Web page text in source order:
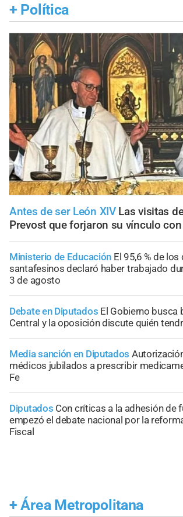
+ Política
Antes de ser León XIV Las visitas
Prevost que forjaron su vínculo
Ministerio de Educación El 95,6 % de
santafesinos declaró haber trabajado
3 de agosto
Debate en Diputados El Gobierno busca
Central y la oposición discute quién
Media sanción en Diputados
médicos jubilados a prescribir
Fe
Diputados Con críticas a la adhesión de
empezó el debate nacional por la
Fiscal
+ Área Metropolitana